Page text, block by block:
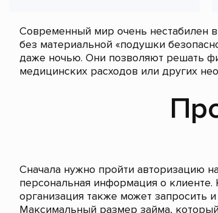
Современный мир очень нестабилен
без материальной «подушки
даже ночью. Они позволяют решать
медицинских расходов или других
Сначала нужно пройти авторизацию
персональная информация о
организация также может запросить
Максимальный размер займа,